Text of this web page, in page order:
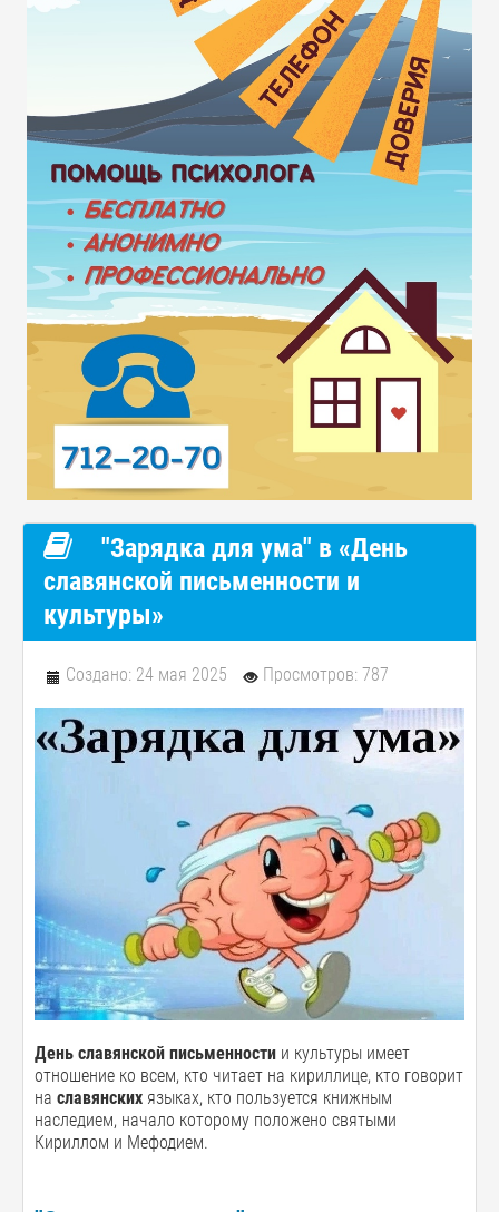
"Зарядка для ума" в «День
славянской письменности и
культуры»
Создано: 24 мая 2025 Просмотров: 787
День славянской письменности и культуры имеет
отношение ко всем, кто читает на кириллице, кто говорит
на славянских языках, кто пользуется книжным
наследием, начало которому положено святыми
Кириллом и Мефодием.